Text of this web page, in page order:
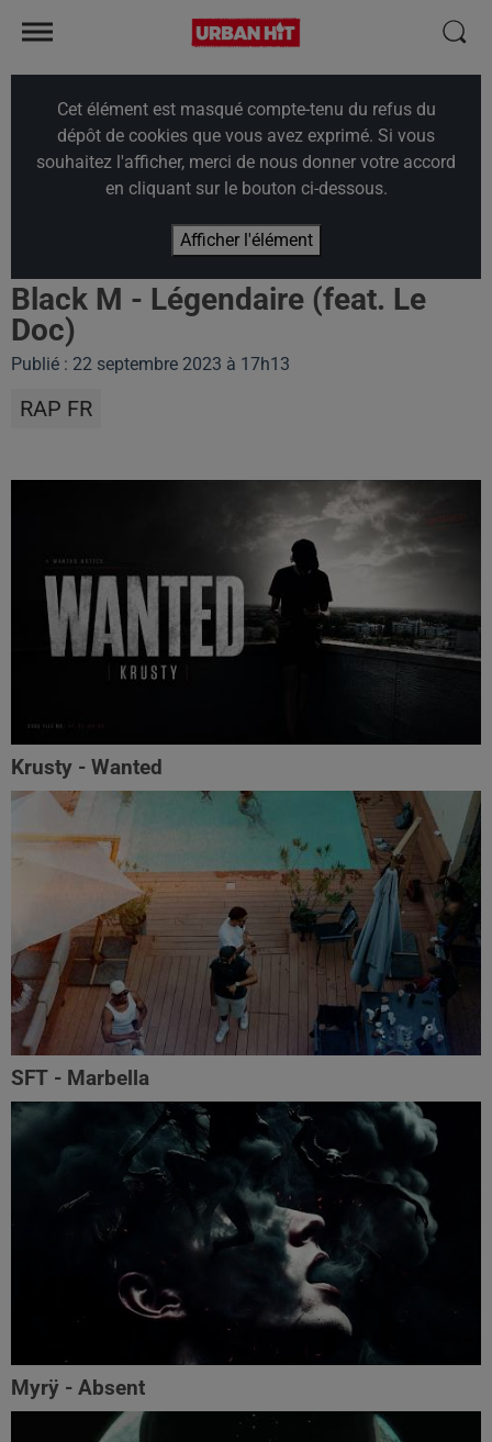
Cet élément est masqué compte-tenu du refus du
dépôt de cookies que vous avez exprimé. Si vous
souhaitez l'afficher, merci de nous donner votre accord
en cliquant sur le bouton ci-dessous.
Afficher l'élément
Black M - Légendaire (feat. Le
Doc)
Publié : 22 septembre 2023 à 17h13
RAP FR
Krusty - Wanted
SFT - Marbella
Myrÿ - Absent